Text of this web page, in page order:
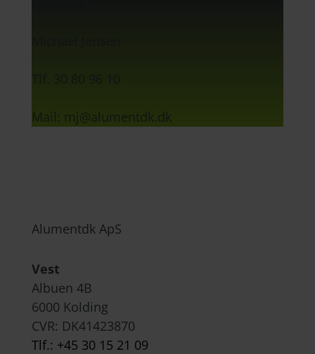
Mail: mj@alumentdk.dk
Alumentdk ApS
Vest
Albuen 4B
6000 Kolding
CVR: DK41423870
Tlf.: +45 30 15 21 09